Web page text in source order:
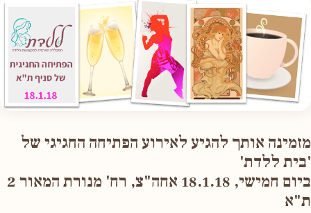
מזמינה אותך להגיע לאירוע הפתיחה החגיגי של
'בית ללדת'
ביום חמישי, 18.1.18 אחה"צ, רח' מנורת המאור 2
ת"א